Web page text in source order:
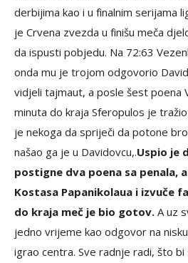
derbijima kao i u finalnim serijama
je Crvena zvezda u finišu meča
da ispusti pobjedu. Na 72:63
onda mu je trojom odgovorio
vidjeli tajmaut, a posle šest poena
minuta do kraja Sferopulos je
je nekoga da spriječi da potone
našao ga je u Davidovcu,.Uspio je
postigne dva poena sa penala,
Kostasa Papanikolaua i izvuče
do kraja meč je bio gotov. A uz
jedno vrijeme kao odgovor na
igrao centra. Sve radnje radi, što bi